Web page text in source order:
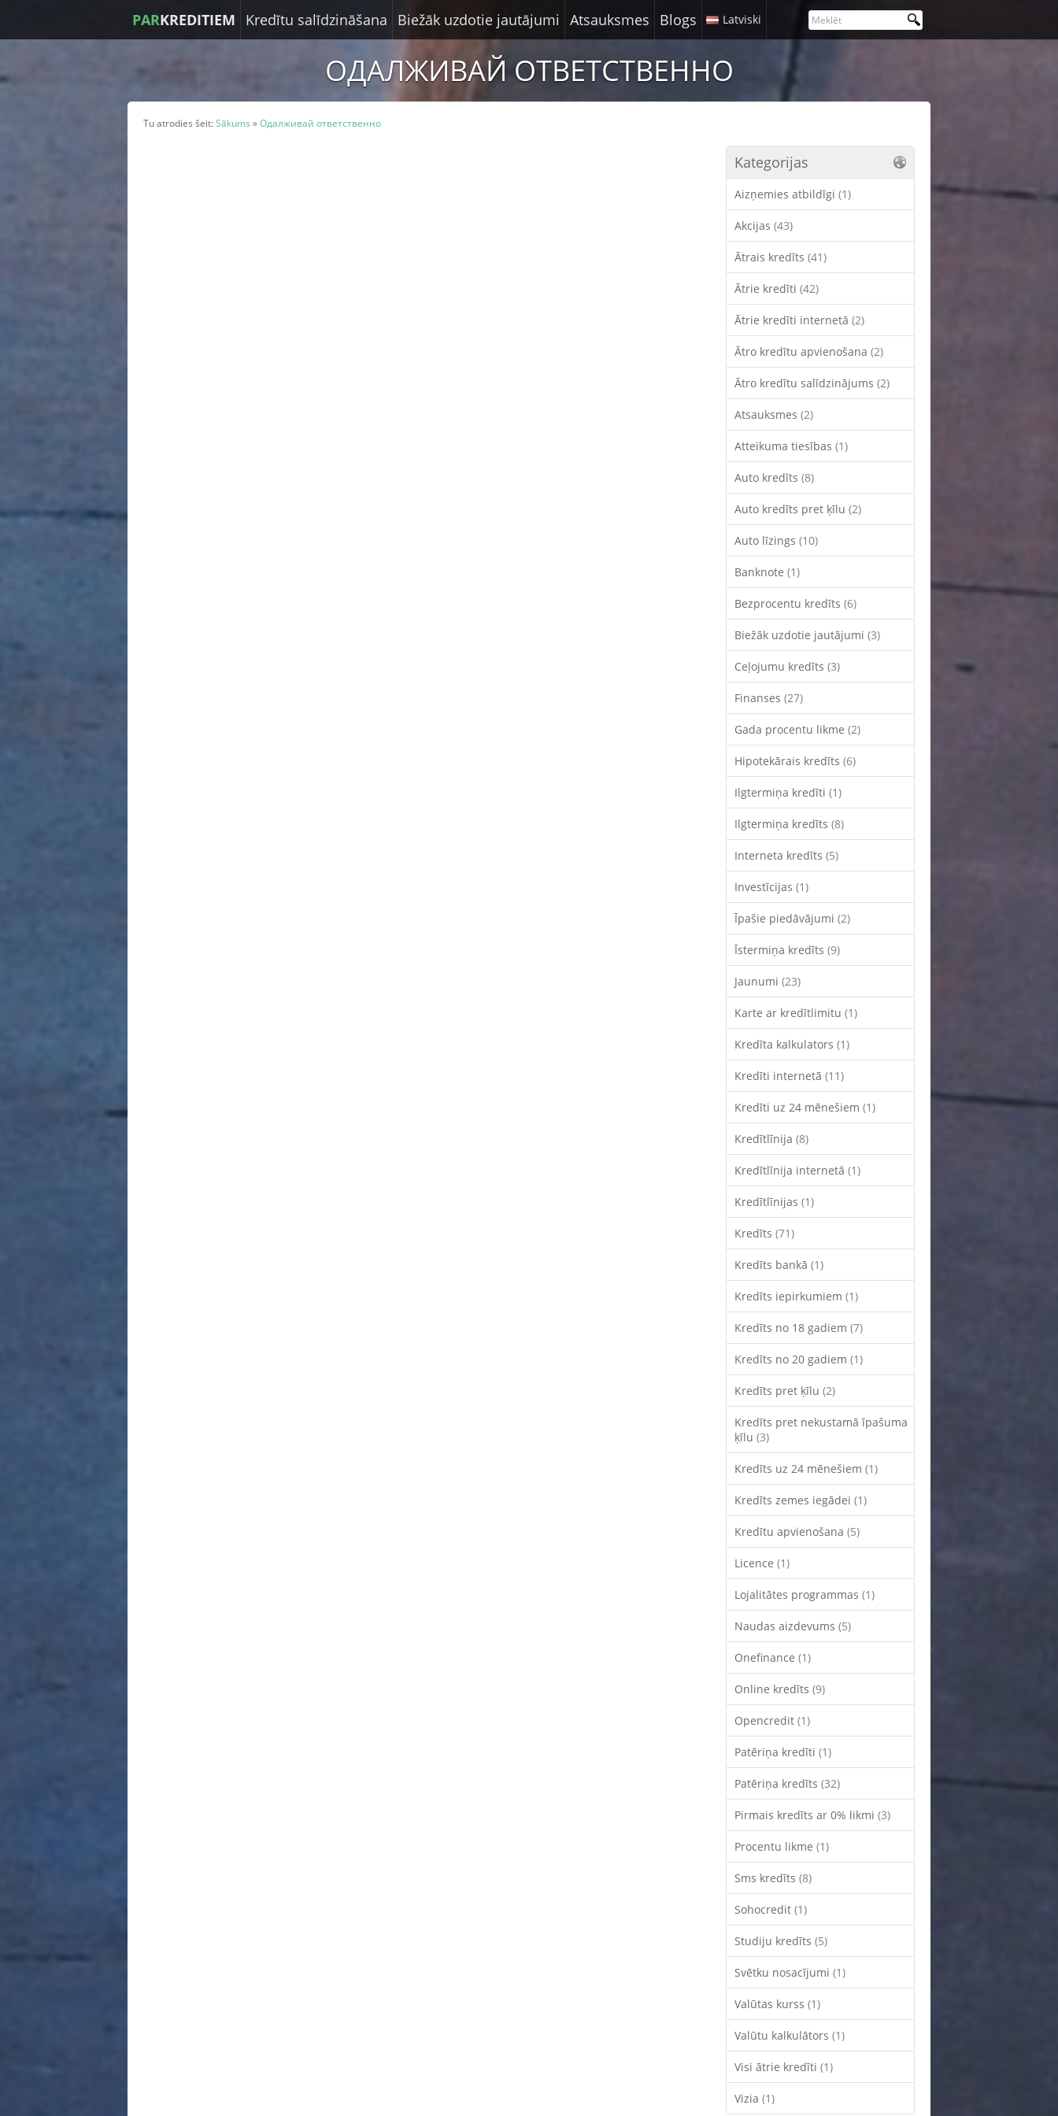
PARKREDITIEM Kredītu salīdzināšana Biežāk uzdotie jautājumi Atsauksmes Blogs Latviski
ОДАЛЖИВАЙ ОТВЕТСТВЕННО
Tu atrodies šeit:Sākums »Одалживай ответственно
Kategorijas
Aizņemies atbildīgi (1)
Akcijas (43)
Ātrais kredīts (41)
Ātrie kredīti (42)
Ātrie kredīti internetā (2)
Ātro kredītu apvienošana (2)
Ātro kredītu salīdzinājums (2)
Atsauksmes (2)
Atteikuma tiesības (1)
Auto kredīts (8)
Auto kredīts pret ķīlu (2)
Auto līzings (10)
Banknote (1)
Bezprocentu kredīts (6)
Biežāk uzdotie jautājumi (3)
Ceļojumu kredīts (3)
Finanses (27)
Gada procentu likme (2)
Hipotekārais kredīts (6)
Ilgtermiņa kredīti (1)
Ilgtermiņa kredīts (8)
Interneta kredīts (5)
Investīcijas (1)
Īpašie piedāvājumi (2)
Īstermiņa kredīts (9)
Jaunumi (23)
Karte ar kredītlimitu (1)
Kredīta kalkulators (1)
Kredīti internetā (11)
Kredīti uz 24 mēnešiem (1)
Kredītlīnija (8)
Kredītlīnija internetā (1)
Kredītlīnijas (1)
Kredīts (71)
Kredīts bankā (1)
Kredīts iepirkumiem (1)
Kredīts no 18 gadiem (7)
Kredīts no 20 gadiem (1)
Kredīts pret ķīlu (2)
Kredīts pret nekustamā īpašuma
ķīlu (3)
Kredīts uz 24 mēnešiem (1)
Kredīts zemes iegādei (1)
Kredītu apvienošana (5)
Licence (1)
Lojalitātes programmas (1)
Naudas aizdevums (5)
Onefinance (1)
Online kredīts (9)
Opencredit (1)
Patēriņa kredīti (1)
Patēriņa kredīts (32)
Pirmais kredīts ar 0% likmi (3)
Procentu likme (1)
Sms kredīts (8)
Sohocredit (1)
Studiju kredīts (5)
Svētku nosacījumi (1)
Valūtas kurss (1)
Valūtu kalkulātors (1)
Visi ātrie kredīti (1)
Vizia (1)